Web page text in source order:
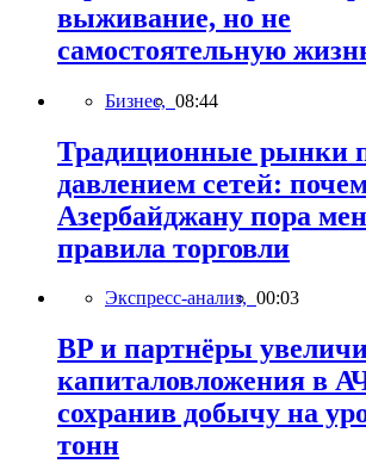
выживание, но не
самостоятельную
Бизнес, 08:44
Традиционные рынки
давлением сетей:
Азербайджану пора
правила торговли
Экспресс-анализ, 00:03
BP и партнёры
капиталовложения в
сохранив добычу на
тонн